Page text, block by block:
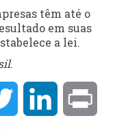
têm até o
em suas
a lei.
.
Twitter LinkedIn